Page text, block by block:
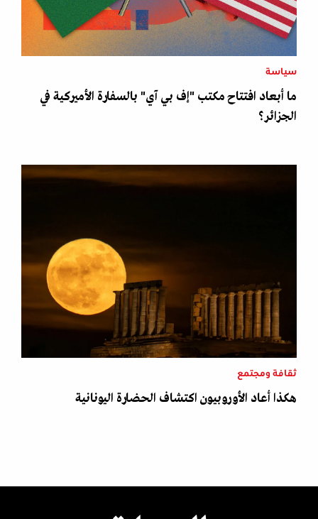
سياسة
ما أبعاد افتتاح مكتب "إف بي آي" بالسفارة الأميركية في
الجزائر؟
ثقافة ومجتمع
هكذا أعاد الأوروبيون اكتشاف الحضارة اليونانية